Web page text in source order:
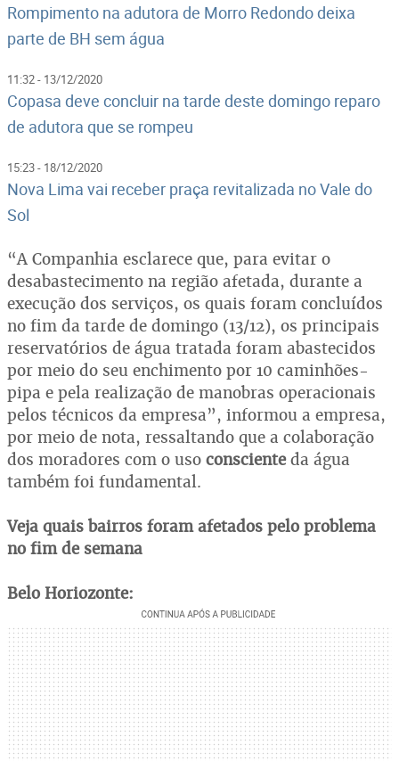
Rompimento na adutora de Morro Redondo deixa
parte de BH sem água
11:32 - 13/12/2020
Copasa deve concluir na tarde deste domingo reparo
de adutora que se rompeu
15:23 - 18/12/2020
Nova Lima vai receber praça revitalizada no Vale do
Sol
“A Companhia esclarece que, para evitar o
desabastecimento na região afetada, durante a
execução dos serviços, os quais foram concluídos
no fim da tarde de domingo (13/12), os principais
reservatórios de água tratada foram abastecidos
por meio do seu enchimento por 10 caminhões-
pipa e pela realização de manobras operacionais
pelos técnicos da empresa”, informou a empresa,
por meio de nota, ressaltando que a colaboração
dos moradores com o uso conscienteda água
também foi fundamental.
Veja quais bairros foram afetados pelo problema
no fim de semana
Belo Horiozonte: